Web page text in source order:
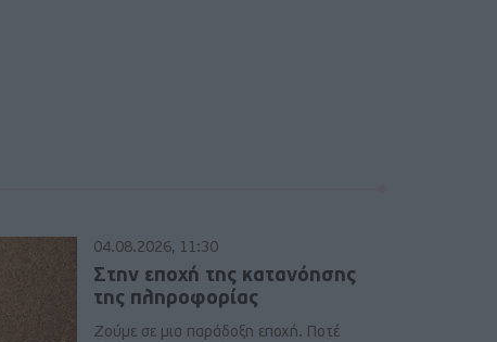
04.08.2026, 11:30
Στην εποχή της κατανόησης
της πληροφορίας
Ζούμε σε μια παράδοξη εποχή. Ποτέ